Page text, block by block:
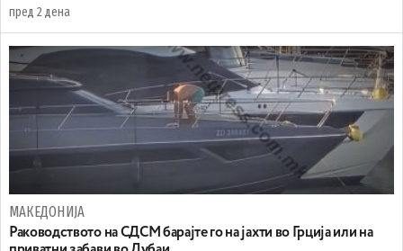
пред 2 дена
МАКЕДОНИЈА
Раководството на СДСМ барајте го на јахти во Грција или на